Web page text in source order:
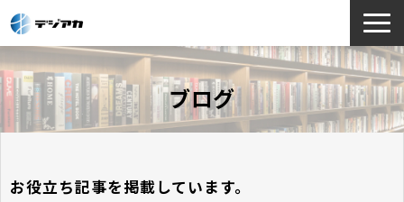
選ばれる理由
サービス一覧
お役立ち情報
よくあるご質問
ブログ
お役立ち記事を掲載しています。